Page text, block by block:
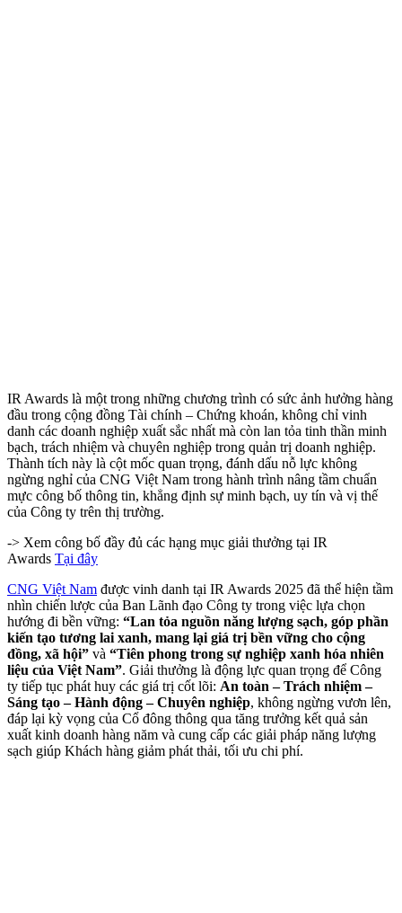
IR Awards là một trong những chương trình có sức ảnh hưởng hàng
đầu trong cộng đồng Tài chính – Chứng khoán, không chỉ vinh
danh các doanh nghiệp xuất sắc nhất mà còn lan tỏa tinh thần minh
bạch, trách nhiệm và chuyên nghiệp trong quản trị doanh nghiệp.
Thành tích này là cột mốc quan trọng, đánh dấu nỗ lực không
ngừng nghỉ của CNG Việt Nam trong hành trình nâng tầm chuẩn
mực công bố thông tin, khẳng định sự minh bạch, uy tín và vị thế
của Công ty trên thị trường.
-> Xem công bố đầy đủ các hạng mục giải thưởng tại IR
Awards Tại đây
CNG Việt Nam được vinh danh tại IR Awards 2025 đã thể hiện tầm
nhìn chiến lược của Ban Lãnh đạo Công ty trong việc lựa chọn
hướng đi bền vững: “Lan tỏa nguồn năng lượng sạch, góp phần
kiến tạo tương lai xanh, mang lại giá trị bền vững cho cộng
đồng, xã hội” và “Tiên phong trong sự nghiệp xanh hóa nhiên
liệu của Việt Nam”. Giải thưởng là động lực quan trọng để Công
ty tiếp tục phát huy các giá trị cốt lõi: An toàn – Trách nhiệm –
Sáng tạo – Hành động – Chuyên nghiệp, không ngừng vươn lên,
đáp lại kỳ vọng của Cổ đông thông qua tăng trưởng kết quả sản
xuất kinh doanh hàng năm và cung cấp các giải pháp năng lượng
sạch giúp Khách hàng giảm phát thải, tối ưu chi phí.